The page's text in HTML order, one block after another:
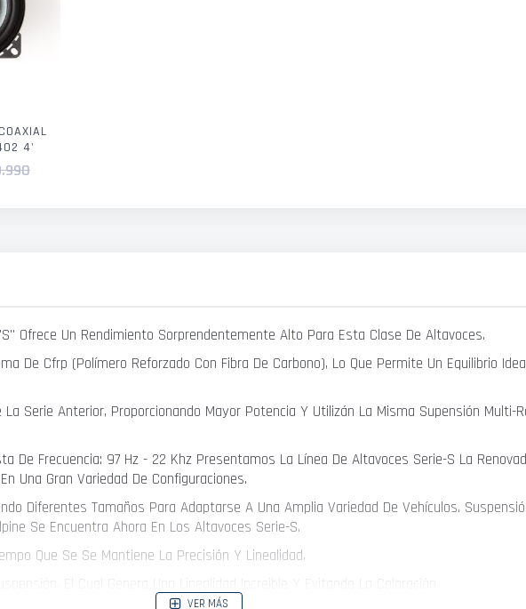
4'
Ofrece Un Rendimiento Sorprendentemente Alto Para Esta Clase De Altavoces.
De Cfrp (Polímero Reforzado Con Fibra De Carbono), Lo Que Permite Un Equilibrio
Serie Anterior, Proporcionando Mayor Potencia Y Utilizán La Misma Supensión Multi-
Frecuencia: 97 Hz - 22 Khz Presentamos La Línea De Altavoces Serie-S La
Una Gran Variedad De Configuraciones.
Diferentes Tamaños Para Adaptarse A Una Amplia Variedad De Vehículos.
Se Encuentra Ahora En Los Altavoces Serie-S.
Que Se Se Mantiene La Precisión Y Linealidad.
VER MÁS